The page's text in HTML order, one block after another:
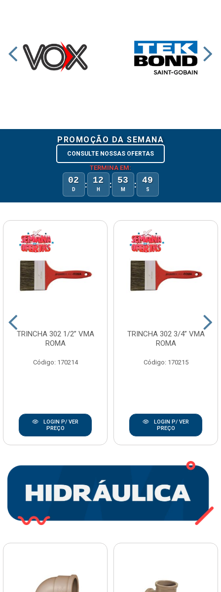
PROMOÇÃO DA SEMANA
CONSULTE NOSSAS OFERTAS
TERMINA EM:
02
D : 12
H : 53
M : 48
S
TRINCHA 302 1/2” VMA
ROMA
Código: 170214
LOGIN P/ VER
PREÇO
TRINCHA 302 3/4” VMA
ROMA
Código: 170215
LOGIN P/ VER
PREÇO